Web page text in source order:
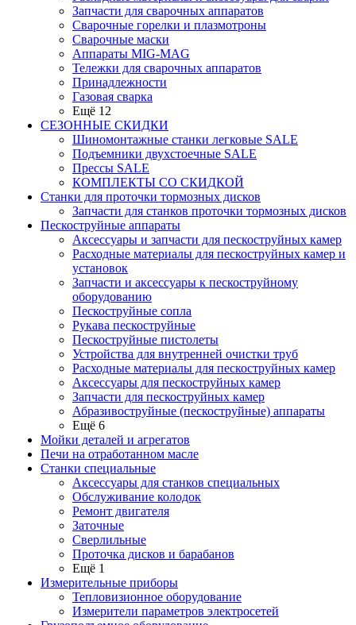
Запчасти для сварочных аппаратов
Сварочные горелки и плазмотроны
Сварочные маски
Аппараты MIG-MAG
Тележки для сварочных аппаратов
Принадлежности
Газовая сварка
Ещё 12
СЕЗОННЫЕ СКИДКИ
Шиномонтажные станки легковые SALE
Подъемники двухстоечные SALE
Прессы SALE
КОМПЛЕКТЫ СО СКИДКОЙ
Станки для проточки тормозных дисков
Запчасти для станков проточки тормозных дисков
Пескоструйные аппараты
Аксессуары и запчасти для пескоструйных камер
Расходные материалы для пескоструйных камер и
установок
Запчасти и аксессуары к пескоструйному
оборудованию
Пескоструйные сопла
Рукава пескоструйные
Пескоструйные пистолеты
Устройства для внутренней очистки труб
Расходные материалы для пескоструйных камер
Аксессуары для пескоструйных камер
Запчасти для пескоструйных камер
Абразивоструйные (пескоструйные) аппараты
Ещё 6
Мойки деталей и агрегатов
Печи на отработанном масле
Станки специальные
Аксессуары для станков специальных
Обслуживание колодок
Ремонт двигателя
Заточные
Сверлильные
Проточка дисков и барабанов
Ещё 1
Измерительные приборы
Тепловизионное оборудование
Измерители параметров электросетей